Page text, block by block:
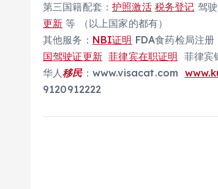
第三国籍配套：护照激活 税务登记 驾
更新 等 （以上国家的都有）
其他服务： NBI证明 FDA食药检局注册
国驾驶证更新 菲律宾在职证明 菲律宾
华人移民：www.visacat.com
9120912222